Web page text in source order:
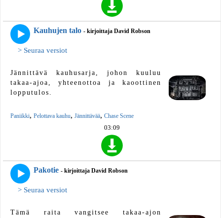
Kauhujen talo - kirjoittaja David Robson
> Seuraa versiot
Jännittävä kauhusarja, johon kuuluu
takaa-ajoa, yhteenottoa ja kaoottinen
lopputulos.
Paniikki, Pelottava kauhu, Jännittävää, Chase Scene
03:09
Pakotie - kirjoittaja David Robson
> Seuraa versiot
Tämä raita vangitsee takaa-ajon